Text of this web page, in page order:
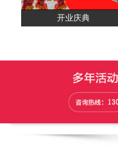
开业庆典